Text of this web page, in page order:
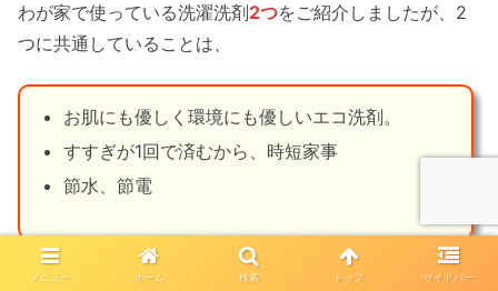
わが家で使っている洗濯洗剤2つをご紹介しましたが、2
つに共通していることは、
お肌にも優しく環境にも優しいエコ洗剤。
すすぎが1回で済むから、時短家事
節水、節電
メニュー ホーム 検索 トップ サイドバー